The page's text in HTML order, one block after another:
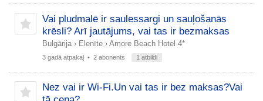
Vai pludmalē ir saulessargi un sauļošanās
krēsli? Arī jautājums, vai tas ir bezmaksas
Bulgārija › Elenīte › Amore Beach Hotel 4*
3 gadā atpakaļ • 2 abonents 1 atbildi
Nez vai ir Wi-Fi.Un vai tas ir bez maksas?Vai